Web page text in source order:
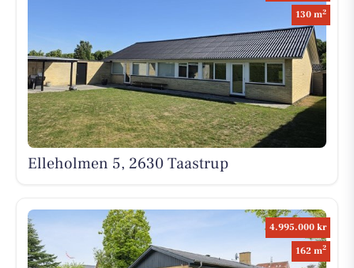
130 m2
Elleholmen 5, 2630 Taastrup
4.995.000 kr
162 m2